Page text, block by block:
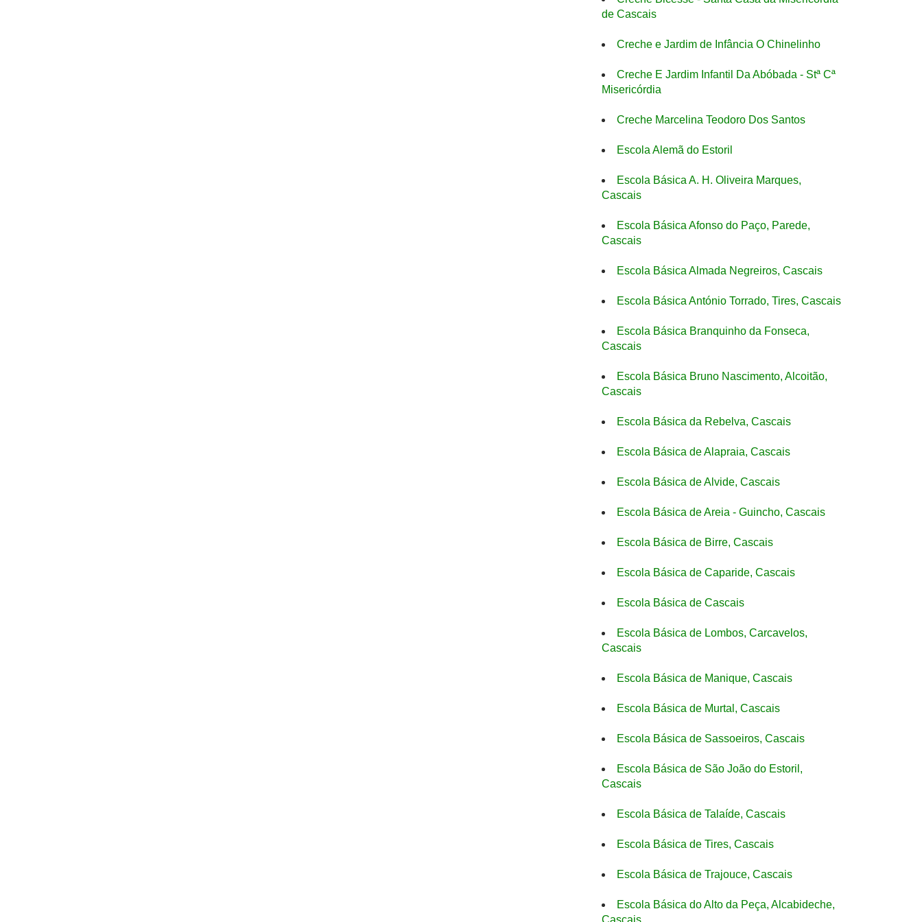
de Cascais
Creche e Jardim de Infância O Chinelinho
Creche E Jardim Infantil Da Abóbada - Stª Cª
Misericórdia
Creche Marcelina Teodoro Dos Santos
Escola Alemã do Estoril
Escola Básica A. H. Oliveira Marques,
Cascais
Escola Básica Afonso do Paço, Parede,
Cascais
Escola Básica Almada Negreiros, Cascais
Escola Básica António Torrado, Tires, Cascais
Escola Básica Branquinho da Fonseca,
Cascais
Escola Básica Bruno Nascimento, Alcoitão,
Cascais
Escola Básica da Rebelva, Cascais
Escola Básica de Alapraia, Cascais
Escola Básica de Alvide, Cascais
Escola Básica de Areia - Guincho, Cascais
Escola Básica de Birre, Cascais
Escola Básica de Caparide, Cascais
Escola Básica de Cascais
Escola Básica de Lombos, Carcavelos,
Cascais
Escola Básica de Manique, Cascais
Escola Básica de Murtal, Cascais
Escola Básica de Sassoeiros, Cascais
Escola Básica de São João do Estoril,
Cascais
Escola Básica de Talaíde, Cascais
Escola Básica de Tires, Cascais
Escola Básica de Trajouce, Cascais
Escola Básica do Alto da Peça, Alcabideche,
Cascais